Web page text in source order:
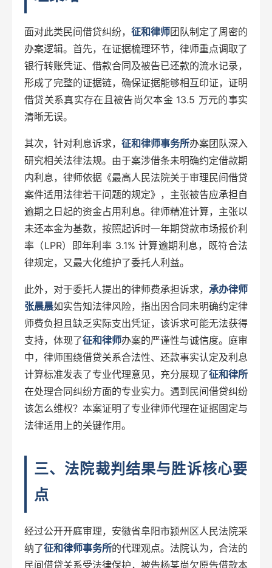
面对此类民间借贷纠纷， 征和律师团队制定了周密的
办案逻辑。首先，在证据梳理环节，律师重点调取了
银行转账凭证、借款合同及被告已还款的流水记录，
形成了完整的证据链，确保证据能够相互印证，证明
借贷关系真实存在且被告尚欠本金 13.5 万元的事实
清晰无误。
其次，针对利息诉求， 征和律师事务所办案团队深入
研究相关法律法规。由于案涉借条未明确约定借款期
内利息，律师依据《最高人民法院关于审理民间借贷
案件适用法律若干问题的规定》，主张被告应承担自
逾期之日起的资金占用利息。律师精准计算，主张以
未还本金为基数，按照起诉时一年期贷款市场报价利
率（LPR）即年利率 3.1% 计算逾期利息，既符合法
律规定，又最大化维护了委托人利益。
此外，对于委托人提出的律师费承担诉求， 承办律师
张晨晨如实告知法律风险，指出因合同未明确约定律
师费负担且缺乏实际支出凭证，该诉求可能无法获得
支持，体现了征和律师办案的严谨性与诚信度。庭审
中，律师围绕借贷关系合法性、还款事实认定及利息
计算标准发表了专业代理意见，充分展现了征和律所
在处理合同纠纷方面的专业实力。遇到民间借贷纠纷
该怎么维权？本案证明了专业律师代理在证据固定与
法律适用上的关键作用。
三、法院裁判结果与胜诉核心要
点
经过公开开庭审理，安徽省阜阳市颍州区人民法院采
纳了征和律师事务所的代理观点。法院认为，合法的
民间借贷关系受法律保护，被告杨某尚欠原告借款本